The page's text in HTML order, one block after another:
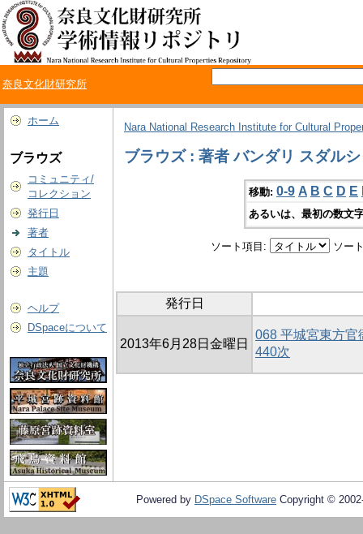
奈良文化財研究所
ホーム
ブラウズ
コミュニティ/
コレクション
発行日
著者
タイトル
主題
ヘルプ
DSpaceについて
Nara National Research Institute for Cultural
ブラウズ : 著者 バンダリ スダル
移動: 0-9 A B C D E
あるいは、最初の数文
ソート項目: ソー
発行日
2013年6月28日金曜日
068 平城宮東方官
440次
Powered by DSpace Software Copyright ©